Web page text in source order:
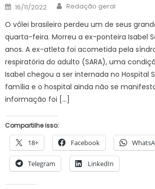
Posted
on
16/11/2022 Author
Redação geral
O vôlei brasileiro perdeu um de seus
quarta-feira. Morreu a ex-ponteira Isabel
anos. A ex-atleta foi acometida pela
respiratória do adulto (SARA), uma
Isabel chegou a ser internada no Hospital
família e o hospital ainda não se
informação foi […]
Compartilhe isso:
18+ Facebook
Telegram LinkedIn